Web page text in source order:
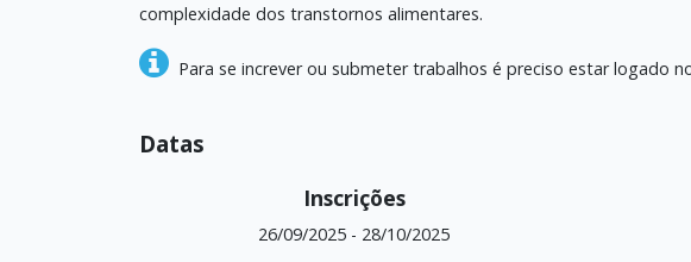
complexidade dos transtornos alimentares.
Para se increver ou submeter trabalhos é preciso estar logado
Datas
Inscrições
26/09/2025 - 28/10/2025